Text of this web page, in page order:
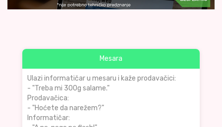
Mesara
Ulazi informatičar u mesaru i kaže prodavačici:
- "Treba mi 300g salame."
Prodavačica:
- "Hoćete da narežem?"
Informatičar: